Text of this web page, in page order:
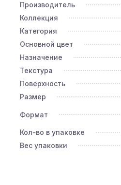
Производитель
Коллекция
Категория
Основной цвет
Назначение
Текстура
Поверхность
Размер
Формат
Кол-во в упаковке
Вес упаковки